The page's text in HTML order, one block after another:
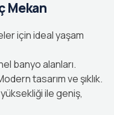
Mekan
için ideal yaşam
banyo alanları.
tasarım ve şıklık.
ile geniş,